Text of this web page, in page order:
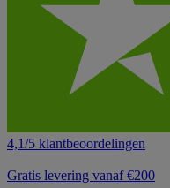
4,1/5 klantbeoordelingen
Gratis levering vanaf €200